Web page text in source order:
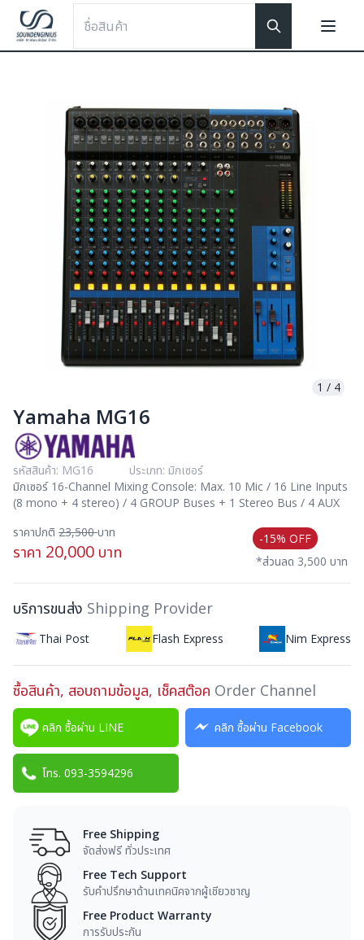
1 / 4
Yamaha MG16
รหัสสินค้า: MG16
ประเภท: มิกเซอร์
มิกเซอร์ 16-Channel Mixing Console: Max. 10 Mic / 16 Line Inputs
(8 mono + 4 stereo) / 4 GROUP Buses + 1 Stereo Bus / 4 AUX
ราคาปกติ 23,500บาท
ราคา 20,000 บาท
-15% OFF
*ส่วนลด 3,500 บาท
บริการขนส่ง Shipping Provider
Thai Post Flash Express Nim Express
ซื้อสินค้า, สอบถามข้อมูล, เช็คสต๊อค Order Channel
คลิก ซื้อผ่าน LINE คลิก ซื้อผ่าน Facebook
โทร. 093-3594296
Free Shipping
จัดส่งฟรี ทั่วประเทศ
Free Tech Support
รับคำปรึกษาด้านเทคนิคจากผู้เชียวชาญ
Free Product Warranty
การรับประกัน